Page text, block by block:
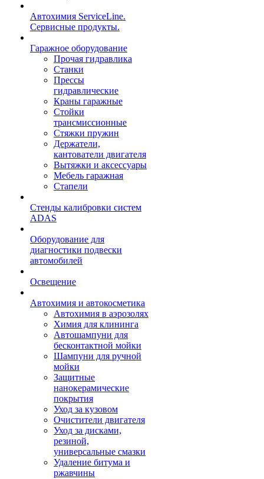
Автохимия ServiceLine.
Сервисные продукты.
Гаражное оборудование
Прочая гидравлика
Станки
Прессы
гидравлические
Краны гаражные
Стойки
трансмиссионные
Стяжки пружин
Держатели,
кантователи двигателя
Вытяжки и аксессуары
Мебель гаражная
Стапели
Стенды калибровки систем
ADAS
Оборудование для
диагностики подвески
автомобилей
Освещение
Автохимия и автокосметика
Автохимия в аэрозолях
Химия для клининга
Автошампуни для
бесконтактной мойки
Шампуни для ручной
мойки
Защитные
нанокерамические
покрытия
Уход за кузовом
Очистители двигателя
Уход за дисками,
резиной,
универсальные смазки
Удаление битума и
ржавчины